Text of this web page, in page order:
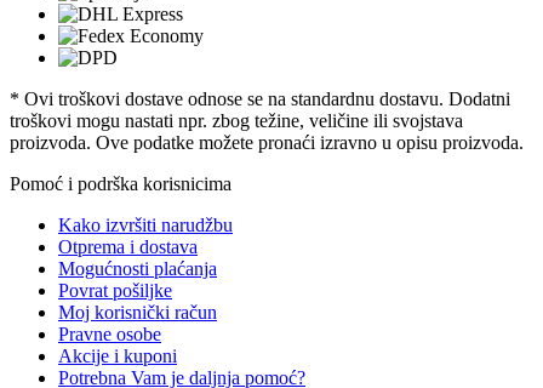
* Ovi troškovi dostave odnose se na standardnu ​​dostavu. Dodatni
troškovi mogu nastati npr. zbog težine, veličine ili svojstava
proizvoda. Ove podatke možete pronaći izravno u opisu proizvoda.
Pomoć i podrška korisnicima
Kako izvršiti narudžbu
Otprema i dostava
Mogućnosti plaćanja
Povrat pošiljke
Moj korisnički račun
Pravne osobe
Akcije i kuponi
Potrebna Vam je daljnja pomoć?